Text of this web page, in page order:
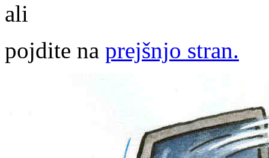
ali
pojdite na prejšnjo stran.